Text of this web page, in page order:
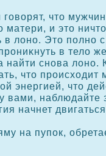
что
матери, и это
в лоно. Это полно
в тело
найти снова
что происходит
энергией, что
вами, наблюдайте
начнет
на пупοк,